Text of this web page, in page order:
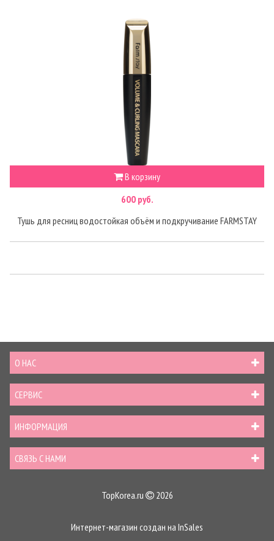
В корзину
600 руб.
Тушь для ресниц водостойкая объём и подкручивание FARMSTAY
О НАС
СЕРВИС
ИНФОРМАЦИЯ
СВЯЗЬ С НАМИ
TopKorea.ru 2026
Интернет-магазин создан на InSales